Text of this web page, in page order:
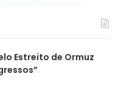
Estreito de Ormuz